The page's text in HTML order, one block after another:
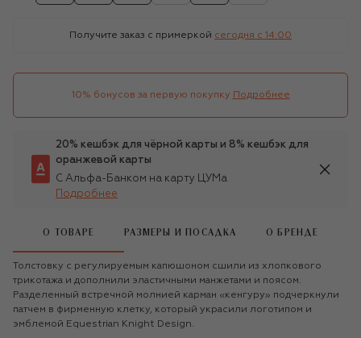
Получите заказ с примеркой сегодня c 14:00
10% бонусов за первую покупку Подробнее
20% кешбэк для чёрной карты и 8% кешбэк для
оранжевой карты
С Альфа-Банком на карту ЦУМа
Подробнее
О ТОВАРЕ РАЗМЕРЫ И ПОСАДКА О БРЕНДЕ
Толстовку с регулируемым капюшоном сшили из хлопкового
трикотажа и дополнили эластичными манжетами и поясом.
Разделенный встречной молнией карман «кенгуру» подчеркнули
патчем в фирменную клетку, который украсили логотипом и
эмблемой Equestrian Knight Design.